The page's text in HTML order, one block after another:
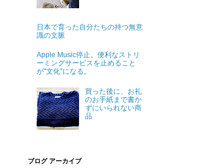
日本で育った自分たちの持つ無意
識の文脈
Apple Music停止。便利なストリ
ーミングサービスを止めること
が"文化”になる。
買った後に、お礼
のお手紙まで書か
ずにいられない商
品
ブログ アーカイブ